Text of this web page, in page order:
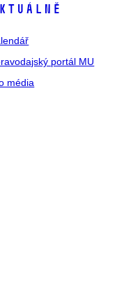
portál MU
média